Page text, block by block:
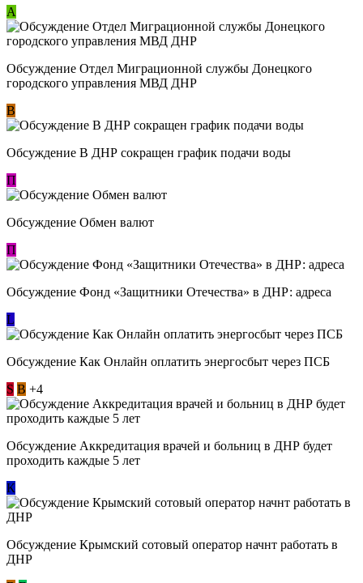
А
Обсуждение Отдел Миграционной службы Донецкого
городского управления МВД ДНР
В
Обсуждение В ДНР сокращен график подачи воды
П
Обсуждение Обмен валют
П
Обсуждение Фонд «Защитники Отечества» в ДНР: адреса
L
Обсуждение ​Как Онлайн оплатить энергосбыт через ПСБ
S В +4
Обсуждение Аккредитация врачей и больниц в ДНР будет
проходить каждые 5 лет
К
Обсуждение Крымский сотовый оператор начнт работать в
ДНР